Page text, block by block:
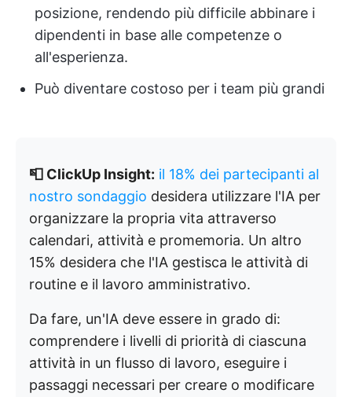
posizione, rendendo più difficile abbinare i
dipendenti in base alle competenze o
all'esperienza.
Può diventare costoso per i team più grandi
📮 ClickUp Insight: il 18% dei partecipanti al
nostro sondaggio desidera utilizzare l'IA per
organizzare la propria vita attraverso
calendari, attività e promemoria. Un altro
15% desidera che l'IA gestisca le attività di
routine e il lavoro amministrativo.
Da fare, un'IA deve essere in grado di:
comprendere i livelli di priorità di ciascuna
attività in un flusso di lavoro, eseguire i
passaggi necessari per creare o modificare